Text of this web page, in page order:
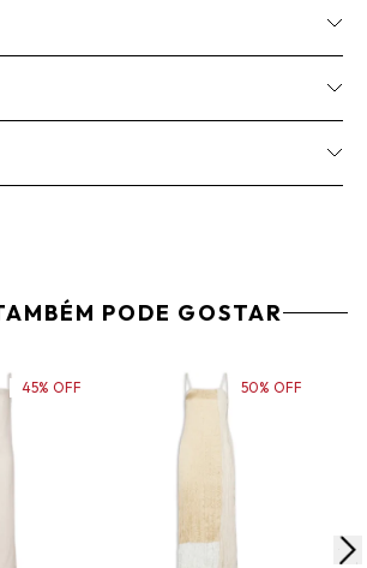
PODE GOSTAR
45% OFF 50% OFF